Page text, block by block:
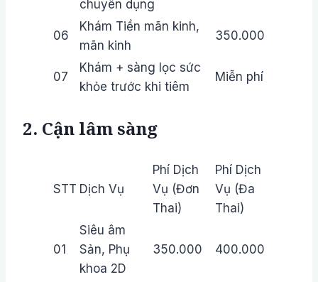
chuyên dụng
06
Khám Tiền mãn kinh,
mãn kinh
350.000
07
Khám + sàng lọc sức
khỏe trước khi tiêm
Miễn phí
2. Cận lâm sàng
STT Dịch Vụ
Phí Dịch
Vụ (Đơn
Thai)
Phí Dịch
Vụ (Đa
Thai)
01
Siêu âm
Sản, Phụ
khoa 2D
350.000 400.000